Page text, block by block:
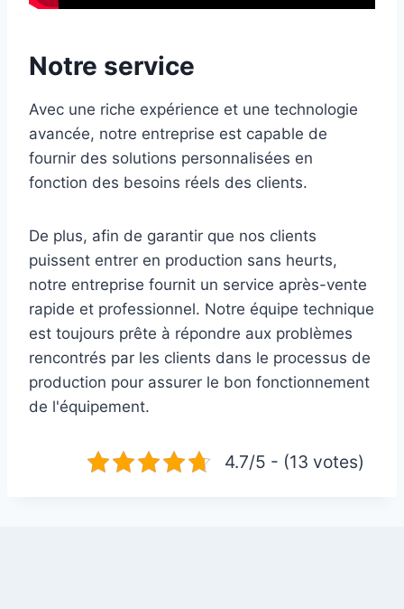
Notre service
Avec une riche expérience et une technologie
avancée, notre entreprise est capable de
fournir des solutions personnalisées en
fonction des besoins réels des clients.
De plus, afin de garantir que nos clients
puissent entrer en production sans heurts,
notre entreprise fournit un service après-vente
rapide et professionnel. Notre équipe technique
est toujours prête à répondre aux problèmes
rencontrés par les clients dans le processus de
production pour assurer le bon fonctionnement
de l'équipement.
4.7/5 - (13 votes)